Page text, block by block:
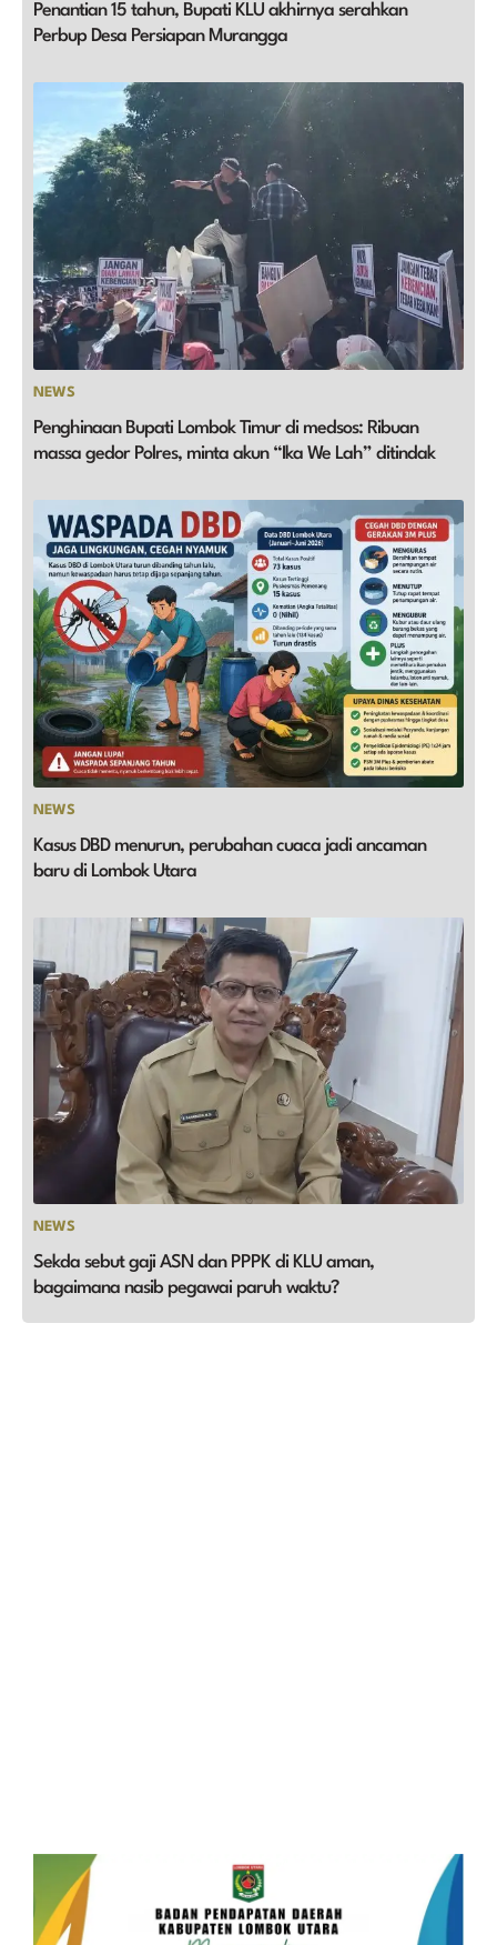
Penantian 15 tahun, Bupati KLU akhirnya serahkan
Perbup Desa Persiapan Murangga
NEWS
Penghinaan Bupati Lombok Timur di medsos: Ribuan
massa gedor Polres, minta akun “Ika We Lah” ditindak
NEWS
Kasus DBD menurun, perubahan cuaca jadi ancaman
baru di Lombok Utara
NEWS
Sekda sebut gaji ASN dan PPPK di KLU aman,
bagaimana nasib pegawai paruh waktu?